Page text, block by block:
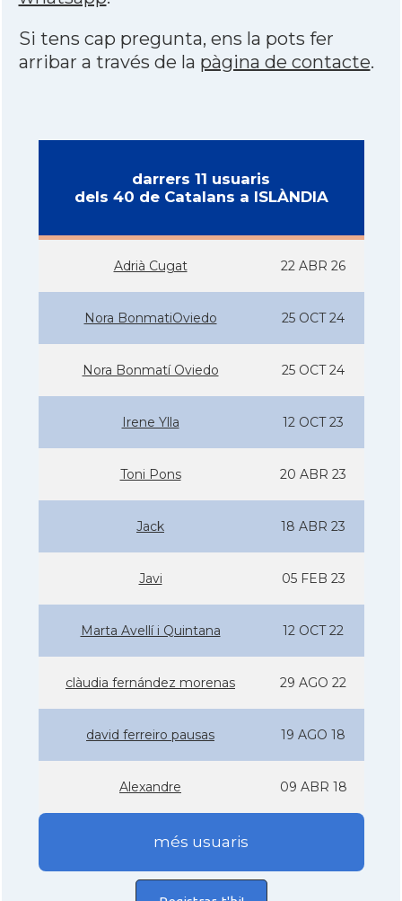
Si tens cap pregunta, ens la pots fer
arribar a través de la pàgina de contacte.
darrers 11 usuaris
dels 40 de Catalans a ISLÀNDIA
Adrià Cugat 22 ABR 26
Nora BonmatiOviedo 25 OCT 24
Nora Bonmatí­ Oviedo 25 OCT 24
Irene Ylla 12 OCT 23
Toni Pons 20 ABR 23
Jack 18 ABR 23
Javi 05 FEB 23
Marta Avellí­ i Quintana 12 OCT 22
clàudia fernández morenas 29 AGO 22
david ferreiro pausas 19 AGO 18
Alexandre 09 ABR 18
més usuaris